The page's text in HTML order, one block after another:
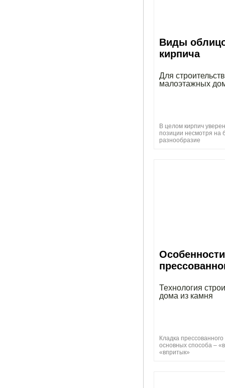
Виды
кирпича
Для
малоэтажных
В целом кирпич
позиции несмотря на
разнообразие
Технология
дома из камня
Кладка
основных способа –
«впритык»